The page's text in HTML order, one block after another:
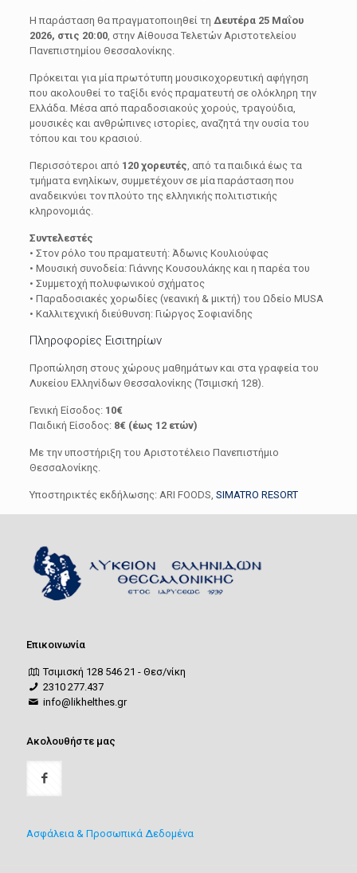
Η παράσταση θα πραγματοποιηθεί τη Δευτέρα 25 Μαΐου
2026, στις 20:00, στην Αίθουσα Τελετών Αριστοτελείου
Πανεπιστημίου Θεσσαλονίκης
Πρόκειται για μία πρωτότυπη μουσικοχορευτική αφήγηση
που ακολουθεί το ταξίδι ενός πραματευτή σε ολόκληρη την
Ελλάδα. Μέσα από παραδοσιακούς χορούς, τραγούδια,
μουσικές και ανθρώπινες ιστορίες, αναζητά την ουσία του
τόπου και του κρασιού.
Περισσότεροι από 120 χορευτές , από τα παιδικά έως τα
τμήματα ενηλίκων, συμμετέχουν σε μία παράσταση που
αναδεικνύει τον πλούτο της ελληνικής πολιτιστικής
κληρονομιάς.
Συντελεστές
• Στον ρόλο του πραματευτή: Άδωνις Κουλιούφας
• Μουσική συνοδεία: Γιάννης Κουσουλάκης και η παρέα του
• Συμμετοχή πολυφωνικού σχήματος
• Παραδοσιακές χορωδίες (νεανική & μικτή) του Ωδείο MUSA
• Καλλιτεχνική διεύθυνση: Γιώργος Σοφιανίδης
Πληροφορίες Εισιτηρίων
Προπώληση στους χώρους μαθημάτων και στα γραφεία του
Λυκείου Ελληνίδων Θεσσαλονίκης (Τσιμισκή 128).
Γενική Είσοδος: 10€
Παιδική Είσοδος: 8€ (έως 12 ετών)
Με την υποστήριξη του Αριστοτέλειο Πανεπιστήμιο
Θεσσαλονίκης
Υποστηρικτές εκδήλωσης: ARI FOODS SIMATRO RESORT
Επικοινωνία
Τσιμισκή 128 546 21 - Θεσ/νίκη
2310 277.437
info@likhelthes.gr
Ακολουθήστε μας
Ασφάλεια & Προσωπικά Δεδομένα